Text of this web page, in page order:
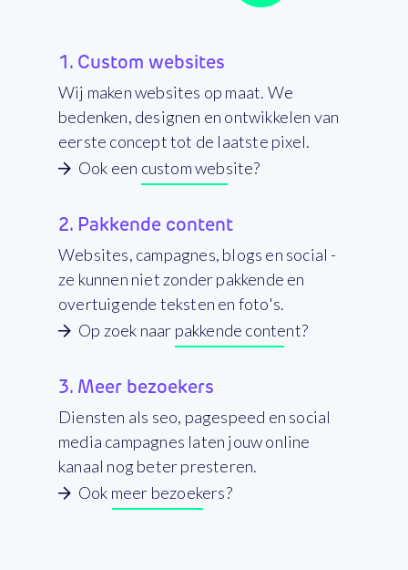
1. Custom websites
Wij maken websites op maat. We
bedenken, designen en ontwikkelen van
eerste concept tot de laatste pixel.
Ook een custom website?
2. Pakkende content
Websites, campagnes, blogs en social -
ze kunnen niet zonder pakkende en
overtuigende teksten en foto's.
Op zoek naar pakkende content?
3. Meer bezoekers
Diensten als seo, pagespeed en social
media campagnes laten jouw online
kanaal nog beter presteren.
Ook meer bezoekers?